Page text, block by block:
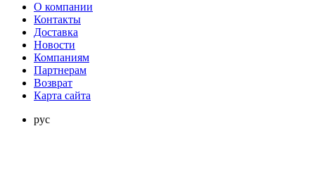
О компании
Контакты
Доставка
Новости
Компаниям
Партнерам
Возврат
Карта сайта
рус